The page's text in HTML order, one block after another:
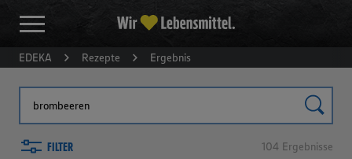
EDEKA Rezepte Ergebnis
FILTER 104 Ergebnisse